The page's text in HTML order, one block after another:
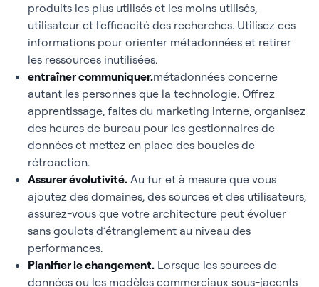
produits les plus utilisés et les moins utilisés,
utilisateur et l'efficacité des recherches. Utilisez ces
informations pour orienter métadonnées et retirer
les ressources inutilisées.
entraîner communiquer.métadonnées concerne
autant les personnes que la technologie. Offrez
apprentissage, faites du marketing interne, organisez
des heures de bureau pour les gestionnaires de
données et mettez en place des boucles de
rétroaction.
Assurer évolutivité. Au fur et à mesure que vous
ajoutez des domaines, des sources et des utilisateurs,
assurez-vous que votre architecture peut évoluer
sans goulots d’étranglement au niveau des
performances.
Planifier le changement. Lorsque les sources de
données ou les modèles commerciaux sous-jacents